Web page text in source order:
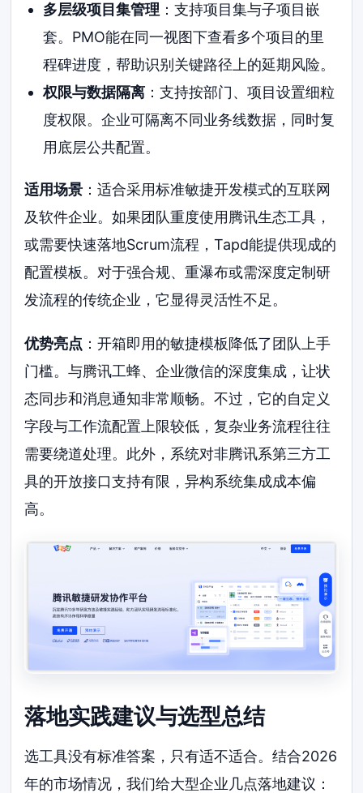
多层级项目集管理 ：支持项目集与子项目嵌
套。PMO能在同一视图下查看多个项目的里
程碑进度，帮助识别关键路径上的延期风险。
权限与数据隔离：支持按部门、项目设置细粒
度权限。企业可隔离不同业务线数据，同时复
用底层公共配置。
适用场景 ：适合采用标准敏捷开发模式的互联网
及软件企业。如果团队重度使用腾讯生态工具，
或需要快速落地Scrum流程，Tapd能提供现成的
配置模板。对于强合规、重瀑布或需深度定制研
发流程的传统企业，它显得灵活性不足。
优势亮点 ：开箱即用的敏捷模板降低了团队上手
门槛。与腾讯工蜂、企业微信的深度集成，让状
态同步和消息通知非常顺畅。不过，它的自定义
字段与工作流配置上限较低，复杂业务流程往往
需要绕道处理。此外，系统对非腾讯系第三方工
具的开放接口支持有限，异构系统集成成本偏
高。
落地实践建议与选型总结
选工具没有标准答案，只有适不适合。结合2026
年的市场情况，我们给大型企业几点落地建议：